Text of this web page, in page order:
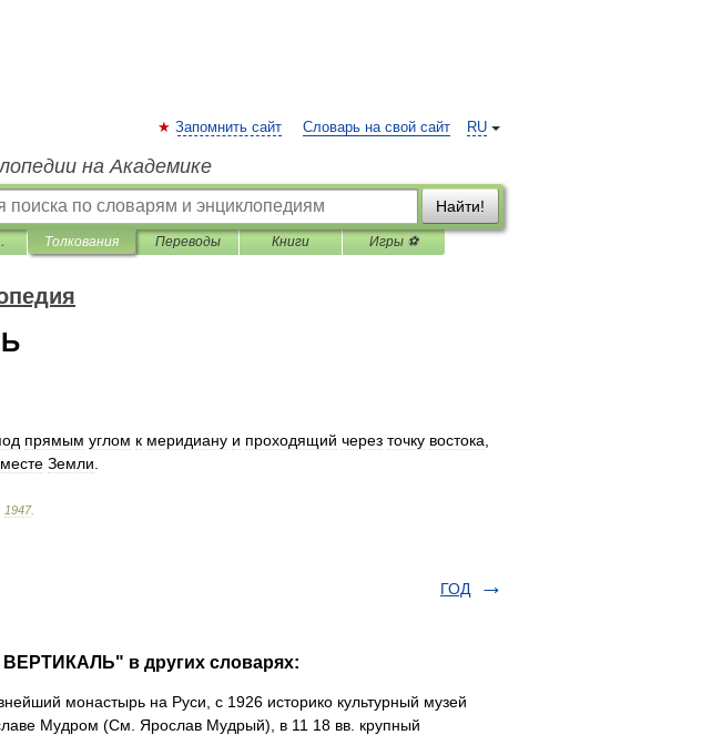
RU
Запомнить сайт Словарь на свой сайт
на Академике
Найти!
Толкования Переводы Книги Игры ⚽
прямым углом к меридиану и проходящий через точку востока
месте Земли
1947.
ГОД
в других словарях:
монастырь на Руси, с 1926 историко культурный музей
Мудром (См. Ярослав Мудрый), в 11 18 вв. крупный